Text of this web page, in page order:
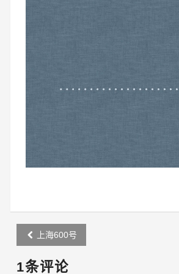
Post
navigation
上海600号
1条评论